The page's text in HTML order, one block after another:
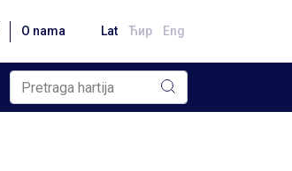
O nama Lat Ћир Eng